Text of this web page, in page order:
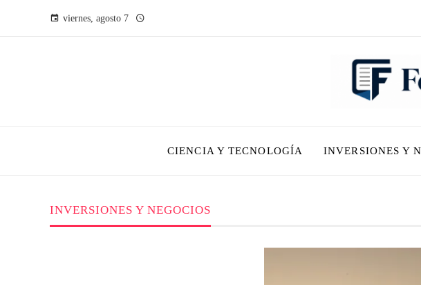
viernes, agosto 7
CIENCIA Y TECNOLOGÍA INVERSIONES Y
INVERSIONES Y NEGOCIOS